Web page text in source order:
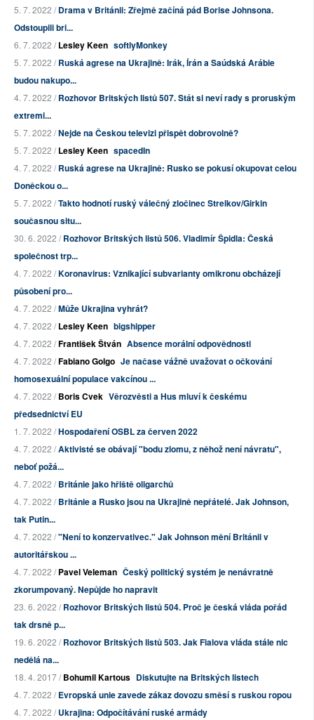
5. 7. 2022 /Drama v Británii: Zřejmě začíná pád Borise Johnsona.
Odstoupili bri...
6. 7. 2022 /Lesley Keen softlyMonkey
5. 7. 2022 /Ruská agrese na Ukrajině: Irák, Írán a Saúdská Arábie
budou nakupo...
4. 7. 2022 /Rozhovor Britských listů 507. Stát si neví rady s proruským
extremi...
5. 7. 2022 /Nejde na Českou televizi přispět dobrovolně?
5. 7. 2022 /Lesley Keen spacedIn
4. 7. 2022 /Ruská agrese na Ukrajině: Rusko se pokusí okupovat celou
Doněckou o...
5. 7. 2022 /Takto hodnotí ruský válečný zločinec Strelkov/Girkin
současnou situ...
30. 6. 2022 /Rozhovor Britských listů 506. Vladimír Špidla: Česká
společnost trp...
4. 7. 2022 /Koronavirus: Vznikající subvarianty omikronu obcházejí
působení pro...
4. 7. 2022 /Může Ukrajina vyhrát?
4. 7. 2022 /Lesley Keen bigshipper
4. 7. 2022 /František Štván Absence morální odpovědnosti
4. 7. 2022 /Fabiano Golgo Je načase vážně uvažovat o očkování
homosexuální populace vakcínou ...
4. 7. 2022 /Boris Cvek Věrozvěsti a Hus mluví k českému
předsednictví EU
1. 7. 2022 /Hospodaření OSBL za červen 2022
4. 7. 2022 /Aktivisté se obávají "bodu zlomu, z něhož není návratu",
neboť požá...
4. 7. 2022 /Británie jako hřiště oligarchů
4. 7. 2022 /Británie a Rusko jsou na Ukrajině nepřátelé. Jak Johnson,
tak Putin...
4. 7. 2022 /"Není to konzervativec." Jak Johnson mění Británii v
autoritářskou ...
4. 7. 2022 /Pavel Veleman Český politický systém je nenávratně
zkorumpovaný. Nepůjde ho napravit
23. 6. 2022 /Rozhovor Britských listů 504. Proč je česká vláda pořád
tak drsně p...
19. 6. 2022 /Rozhovor Britských listů 503. Jak Fialova vláda stále nic
nedělá na...
18. 4. 2017 /Bohumil Kartous Diskutujte na Britských listech
4. 7. 2022 /Evropská unie zavede zákaz dovozu směsí s ruskou ropou
4. 7. 2022 /Ukrajina: Odpočítávání ruské armády